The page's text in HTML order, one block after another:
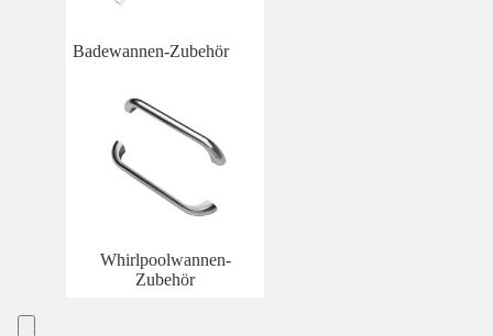
Badewannen-Zubehör
Whirlpoolwannen-
Zubehör